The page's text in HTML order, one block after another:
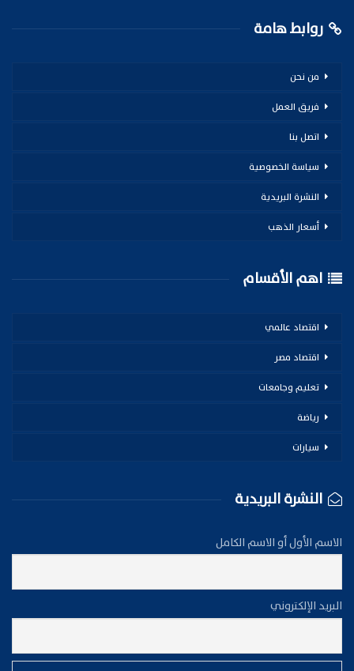
روابط هامة
من نحن
فريق العمل
اتصل بنا
سياسة الخصوصية
النشرة البريدية
أسعار الذهب
اهم الأقسام
اقتصاد عالمي
اقتصاد مصر
تعليم وجامعات
رياضة
سيارات
النشرة البريدية
الاسم الأول أو الاسم الكامل
البريد الإلكتروني